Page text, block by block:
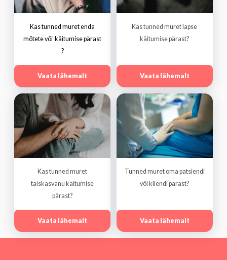
Kas tunned muret enda
mõtete või käitumise pärast
?
Vaata lähemalt
Kas tunned muret lapse
käitumise pärast?
Vaata lähemalt
Kas tunned muret
täiskasvanu käitumise
pärast?
Vaata lähemalt
Tunned muret oma patsiendi
või kliendi pärast?
Vaata lähemalt